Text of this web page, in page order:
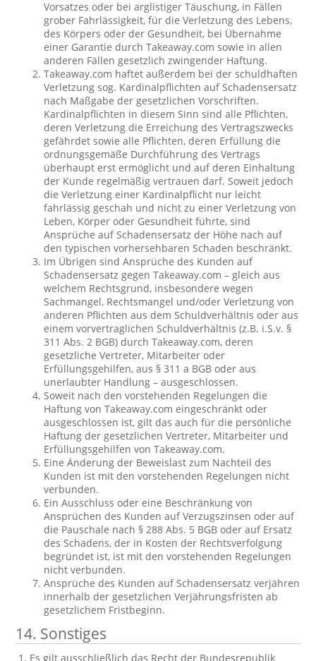
Vorsatzes oder bei arglistiger Täuschung, in Fällen
grober Fahrlässigkeit, für die Verletzung des Lebens,
des Körpers oder der Gesundheit, bei Übernahme
einer Garantie durch Takeaway.com sowie in allen
anderen Fällen gesetzlich zwingender Haftung.
Takeaway.com haftet außerdem bei der schuldhaften
Verletzung sog. Kardinalpflichten auf Schadensersatz
nach Maßgabe der gesetzlichen Vorschriften.
Kardinalpflichten in diesem Sinn sind alle Pflichten,
deren Verletzung die Erreichung des Vertragszwecks
gefährdet sowie alle Pflichten, deren Erfüllung die
ordnungsgemäße Durchführung des Vertrags
überhaupt erst ermöglicht und auf deren Einhaltung
der Kunde regelmäßig vertrauen darf. Soweit jedoch
die Verletzung einer Kardinalpflicht nur leicht
fahrlässig geschah und nicht zu einer Verletzung von
Leben, Körper oder Gesundheit führte, sind
Ansprüche auf Schadensersatz der Höhe nach auf
den typischen vorhersehbaren Schaden beschränkt.
Im Übrigen sind Ansprüche des Kunden auf
Schadensersatz gegen Takeaway.com – gleich aus
welchem Rechtsgrund, insbesondere wegen
Sachmangel, Rechtsmangel und/oder Verletzung von
anderen Pflichten aus dem Schuldverhältnis oder aus
einem vorvertraglichen Schuldverhältnis (z.B. i.S.v. §
311 Abs. 2 BGB) durch Takeaway.com, deren
gesetzliche Vertreter, Mitarbeiter oder
Erfüllungsgehilfen, aus § 311 a BGB oder aus
unerlaubter Handlung – ausgeschlossen.
Soweit nach den vorstehenden Regelungen die
Haftung von Takeaway.com eingeschränkt oder
ausgeschlossen ist, gilt das auch für die persönliche
Haftung der gesetzlichen Vertreter, Mitarbeiter und
Erfüllungsgehilfen von Takeaway.com.
Eine Änderung der Beweislast zum Nachteil des
Kunden ist mit den vorstehenden Regelungen nicht
verbunden.
Ein Ausschluss oder eine Beschränkung von
Ansprüchen des Kunden auf Verzugszinsen oder auf
die Pauschale nach § 288 Abs. 5 BGB oder auf Ersatz
des Schadens, der in Kosten der Rechtsverfolgung
begründet ist, ist mit den vorstehenden Regelungen
nicht verbunden.
Ansprüche des Kunden auf Schadensersatz verjähren
innerhalb der gesetzlichen Verjährungsfristen ab
gesetzlichem Fristbeginn.
14. Sonstiges
Es gilt ausschließlich das Recht der Bundesrepublik